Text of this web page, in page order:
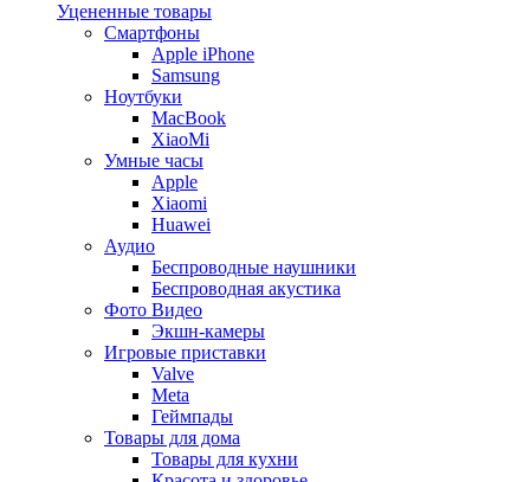
Уцененные товары
Cмартфоны
Apple iPhone
Samsung
Ноутбуки
MacBook
XiaoMi
Умные часы
Apple
Xiaomi
Huawei
Аудио
Беспроводные наушники
Беспроводная акустика
Фото Видео
Экшн-камеры
Игровые приставки
Valve
Meta
Геймпады
Товары для дома
Товары для кухни